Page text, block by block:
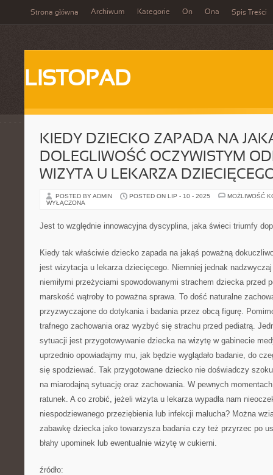
Strona główna Archiwum Kategorie On Ona Spis Treści
LISTOPAD
KIEDY DZIECKO ZAPADA NA
DOLEGLIWOŚĆ OCZYWISTYM
WIZYTA U LEKARZA
POSTED BY ADMIN POSTED ON LIP - 10 - 2025
MOŻLIWOŚĆ
WYŁĄCZONA
Jest to względnie innowacyjna dyscyplina, jaka świeci triumfy
Kiedy tak właściwie dziecko zapada na jakąś poważną
jest wizytacja u lekarza dziecięcego. Niemniej jednak
niemiłymi przeżyciami spowodowanymi strachem dziecka przed
marskość wątroby to poważna sprawa. To dość naturalne
przyzwyczajone do dotykania i badania przez obcą figurę.
trafnego zachowania oraz wyzbyć się strachu przed pediatrą.
sytuacji jest przygotowywanie dziecka na wizytę w gabinecie
uprzednio opowiadajmy mu, jak będzie wyglądało badanie, do
się spodziewać. Tak przygotowane dziecko nie doświadczy
na miarodajną sytuację oraz zachowania. W pewnych
ratunek. A co zrobić, jeżeli wizyta u lekarza wypadła nam
niespodziewanego przeziębienia lub infekcji malucha? Można
zabawkę dziecka jako towarzysza badania czy też przyrzec po
błahy upominek lub ewentualnie wizytę w cukierni.
źródło: